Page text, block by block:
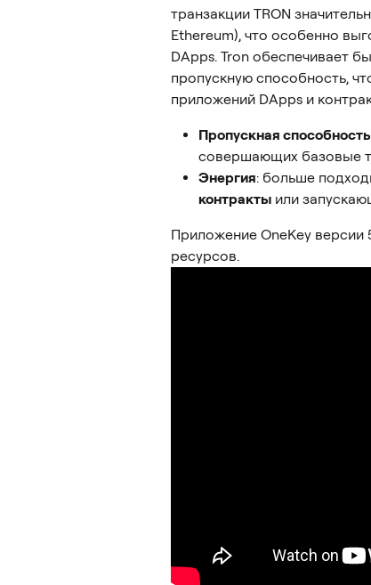
транзакции TRON
Ethereum), что особенно
DApps. Tron обеспечивает
пропускную способность,
приложений DApps и
Пропускная способность
совершающих базовые
Энергия: больше
контракты или
Приложение OneKey
ресурсов.